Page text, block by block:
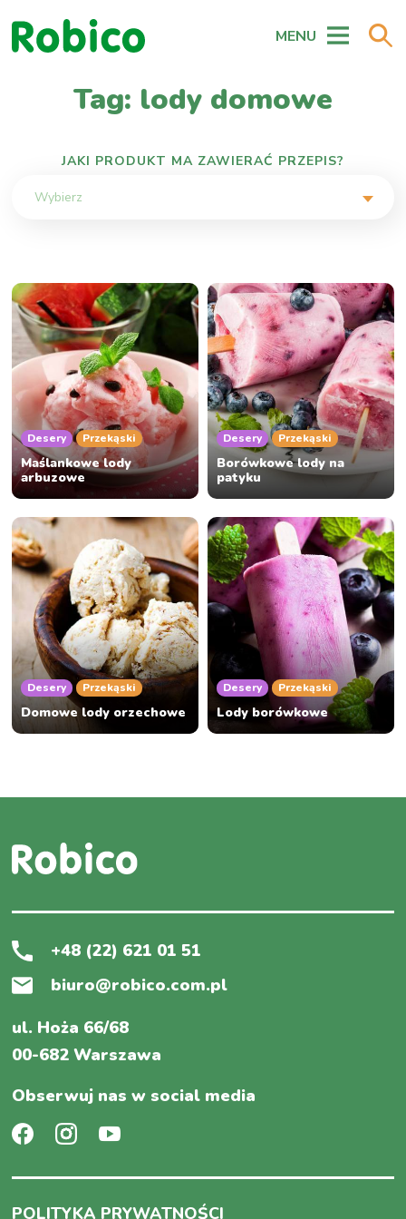
MENU
Tag: lody domowe
JAKI PRODUKT MA ZAWIERAĆ PRZEPIS?
Wybierz
Desery Przekąski
Maślankowe lody
arbuzowe
Desery Przekąski
Borówkowe lody na
patyku
Desery Przekąski
Domowe lody orzechowe
Desery Przekąski
Lody borówkowe
+48 (22) 621 01 51
biuro@robico.com.pl
ul. Hoża 66/68
00-682 Warszawa
Obserwuj nas w social media
POLITYKA PRYWATNOŚCI